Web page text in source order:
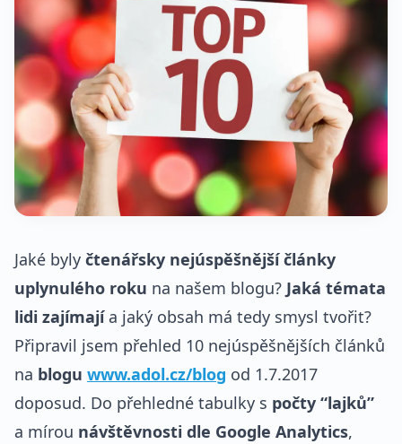
Jaké byly čtenářsky nejúspěšnější články
uplynulého roku na našem blogu? Jaká témata
lidi zajímajía jaký obsah má tedy smysl tvořit?
Připravil jsem přehled 10 nejúspěšnějších článků
na blogu www.adol.cz/blog od 1.7.2017
doposud. Do přehledné tabulky s počty “lajků”
a mírou návštěvnosti dle Google Analytics,